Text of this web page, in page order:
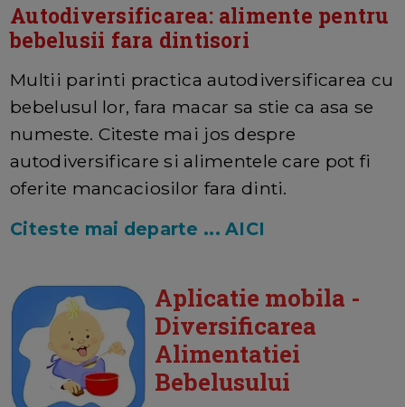
Autodiversificarea: alimente pentru
bebelusii fara dintisori
Multii parinti practica autodiversificarea cu
bebelusul lor, fara macar sa stie ca asa se
numeste. Citeste mai jos despre
autodiversificare si alimentele care pot fi
oferite mancaciosilor fara dinti.
Citeste mai departe ... AICI
Aplicatie mobila -
Diversificarea
Alimentatiei
Bebelusului